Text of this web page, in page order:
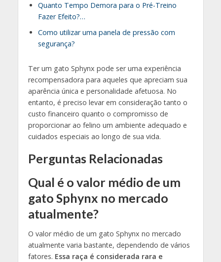
Quanto Tempo Demora para o Pré-Treino
Fazer Efeito?…
Como utilizar uma panela de pressão com
segurança?
Ter um gato Sphynx pode ser uma experiência
recompensadora para aqueles que apreciam sua
aparência única e personalidade afetuosa. No
entanto, é preciso levar em consideração tanto o
custo financeiro quanto o compromisso de
proporcionar ao felino um ambiente adequado e
cuidados especiais ao longo de sua vida.
Perguntas Relacionadas
Qual é o valor médio de um
gato Sphynx no mercado
atualmente?
O valor médio de um gato Sphynx no mercado
atualmente varia bastante, dependendo de vários
fatores. Essa raça é considerada rara e